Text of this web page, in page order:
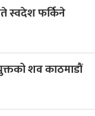
स्वदेश फर्किने
शव काठमाडौं